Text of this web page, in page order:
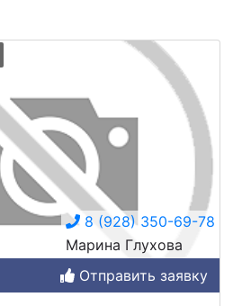
8 (928) 350-69-78
Марина Глухова
Отправить заявку